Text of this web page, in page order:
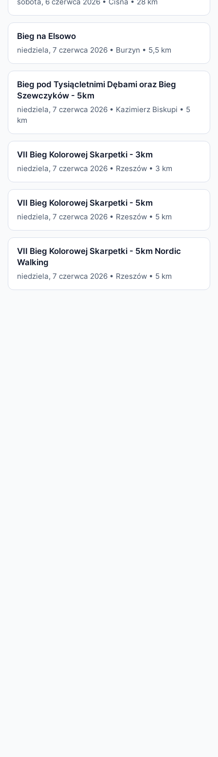
Bieg na Elsowo
niedziela, 7 czerwca 2026 • Burzyn • 5,5 km
Bieg pod Tysiącletnimi Dębami oraz Bieg
Szewczyków - 5km
niedziela, 7 czerwca 2026 • Kazimierz Biskupi • 5
km
VII Bieg Kolorowej Skarpetki - 3km
niedziela, 7 czerwca 2026 • Rzeszów • 3 km
VII Bieg Kolorowej Skarpetki - 5km
niedziela, 7 czerwca 2026 • Rzeszów • 5 km
VII Bieg Kolorowej Skarpetki - 5km Nordic
Walking
niedziela, 7 czerwca 2026 • Rzeszów • 5 km